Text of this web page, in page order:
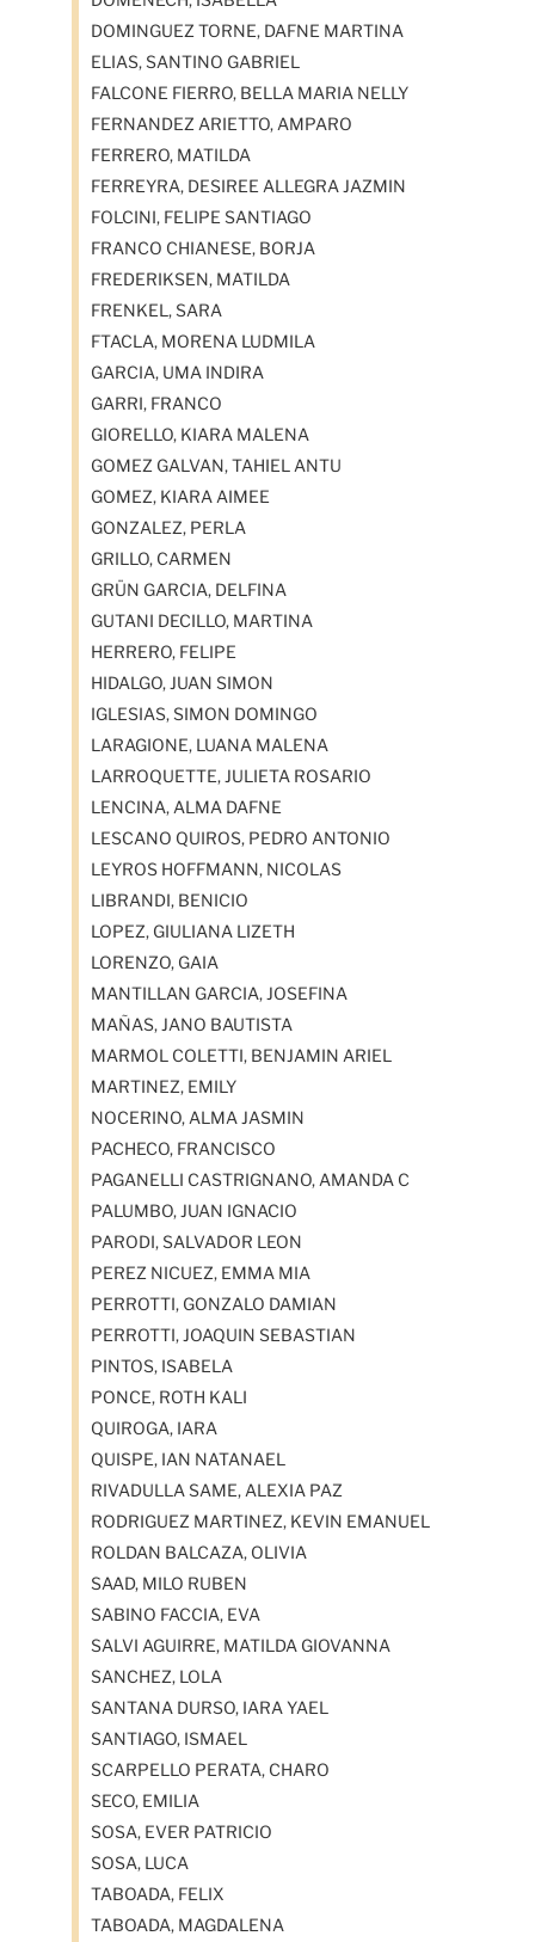
DOMINGUEZ TORNE, DAFNE MARTINA
ELIAS, SANTINO GABRIEL
FALCONE FIERRO, BELLA MARIA NELLY
FERNANDEZ ARIETTO, AMPARO
FERRERO, MATILDA
FERREYRA, DESIREE ALLEGRA JAZMIN
FOLCINI, FELIPE SANTIAGO
FRANCO CHIANESE, BORJA
FREDERIKSEN, MATILDA
FRENKEL, SARA
FTACLA, MORENA LUDMILA
GARCIA, UMA INDIRA
GARRI, FRANCO
GIORELLO, KIARA MALENA
GOMEZ GALVAN, TAHIEL ANTU
GOMEZ, KIARA AIMEE
GONZALEZ, PERLA
GRILLO, CARMEN
GRÜN GARCIA, DELFINA
GUTANI DECILLO, MARTINA
HERRERO, FELIPE
HIDALGO, JUAN SIMON
IGLESIAS, SIMON DOMINGO
LARAGIONE, LUANA MALENA
LARROQUETTE, JULIETA ROSARIO
LENCINA, ALMA DAFNE
LESCANO QUIROS, PEDRO ANTONIO
LEYROS HOFFMANN, NICOLAS
LIBRANDI, BENICIO
LOPEZ, GIULIANA LIZETH
LORENZO, GAIA
MANTILLAN GARCIA, JOSEFINA
MAÑAS, JANO BAUTISTA
MARMOL COLETTI, BENJAMIN ARIEL
MARTINEZ, EMILY
NOCERINO, ALMA JASMIN
PACHECO, FRANCISCO
PAGANELLI CASTRIGNANO, AMANDA C
PALUMBO, JUAN IGNACIO
PARODI, SALVADOR LEON
PEREZ NICUEZ, EMMA MIA
PERROTTI, GONZALO DAMIAN
PERROTTI, JOAQUIN SEBASTIAN
PINTOS, ISABELA
PONCE, ROTH KALI
QUIROGA, IARA
QUISPE, IAN NATANAEL
RIVADULLA SAME, ALEXIA PAZ
RODRIGUEZ MARTINEZ, KEVIN EMANUEL
ROLDAN BALCAZA, OLIVIA
SAAD, MILO RUBEN
SABINO FACCIA, EVA
SALVI AGUIRRE, MATILDA GIOVANNA
SANCHEZ, LOLA
SANTANA DURSO, IARA YAEL
SANTIAGO, ISMAEL
SCARPELLO PERATA, CHARO
SECO, EMILIA
SOSA, EVER PATRICIO
SOSA, LUCA
TABOADA, FELIX
TABOADA, MAGDALENA